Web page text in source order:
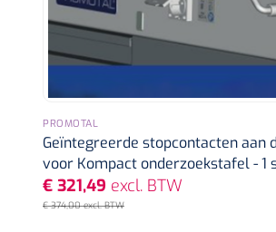
Nopa
Hysterometer Sims - niet plooibaar - 32
PROMOTAL
Geïntegreerde stopcontacten aan
voor Kompact onderzoekstafel - 1
€ 321,49 excl. BTW
€ 374,00 excl. BTW